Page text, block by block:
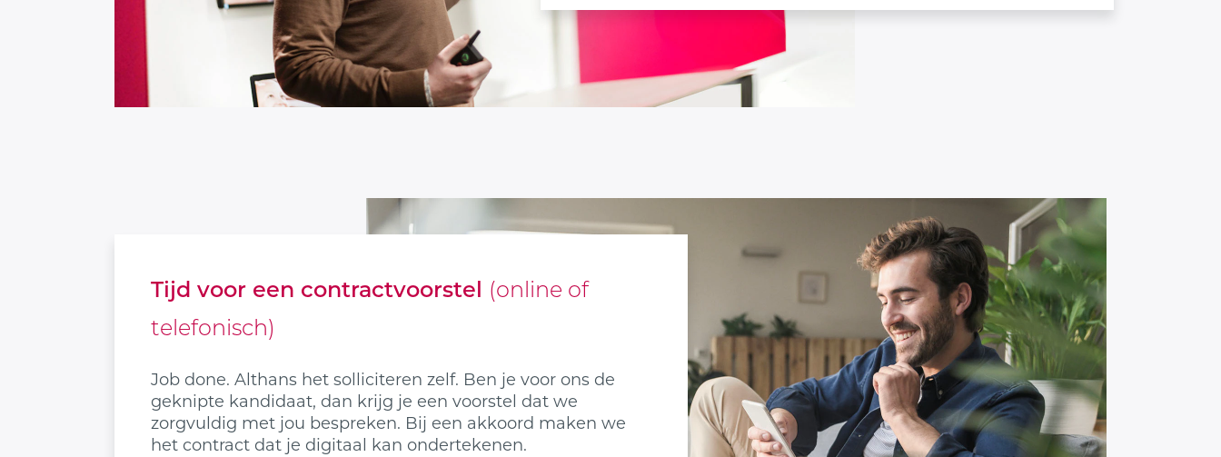
Tijd voor een contractvoorstel (online of
telefonisch)
Job done. Althans het solliciteren zelf. Ben je voor ons de
geknipte kandidaat, dan krijg je een voorstel dat we
zorgvuldig met jou bespreken. Bij een akkoord maken we
het contract dat je digitaal kan ondertekenen.